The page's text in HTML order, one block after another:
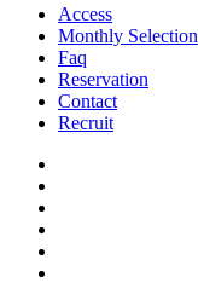
Access
Monthly Selection
Faq
Reservation
Contact
Recruit